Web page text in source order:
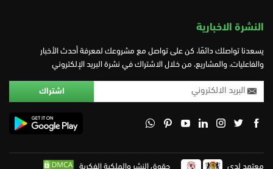
النشرة الاخبارية
يسعدنا تواصلك دائمًا، كن على تواصل مع مشروعك لمعرفة أحدث الأخبار
والفاعليات، والمشاريع، من خلال الاشتراك في نشرة البريد الإلكتروني
معتمد لدي حقوق النشر والملكية الفكرية